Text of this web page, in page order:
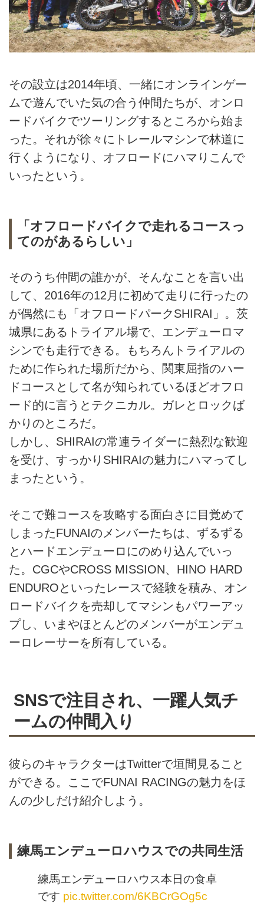
その設立は2014年頃、一緒にオンラインゲー
ムで遊んでいた気の合う仲間たちが、オンロ
ードバイクでツーリングするところから始ま
った。それが徐々にトレールマシンで林道に
行くようになり、オフロードにハマりこんで
いったという。
「オフロードバイクで走れるコースっ
てのがあるらしい」
そのうち仲間の誰かが、そんなことを言い出
して、2016年の12月に初めて走りに行ったの
が偶然にも「オフロードパークSHIRAI」。茨
城県にあるトライアル場で、エンデューロマ
シンでも走行できる。もちろんトライアルの
ために作られた場所だから、関東屈指のハー
ドコースとして名が知られているほどオフロ
ード的に言うとテクニカル。ガレとロックば
かりのところだ。
しかし、SHIRAIの常連ライダーに熱烈な歓迎
を受け、すっかりSHIRAIの魅力にハマってし
まったという。
そこで難コースを攻略する面白さに目覚めて
しまったFUNAIのメンバーたちは、ずるずる
とハードエンデューロにのめり込んでいっ
た。CGCやCROSS MISSION、HINO HARD
ENDUROといったレースで経験を積み、オン
ロードバイクを売却してマシンもパワーアッ
プし、いまやほとんどのメンバーがエンデュ
ーロレーサーを所有している。
SNSで注目され、一躍人気チ
ームの仲間入り
彼らのキャラクターはTwitterで垣間見ること
ができる。ここでFUNAI RACINGの魅力をほ
んの少しだけ紹介しよう。
練馬エンデューロハウスでの共同生活
練馬エンデューロハウス本日の食卓
です pic.twitter.com/6KBCrGOg5c